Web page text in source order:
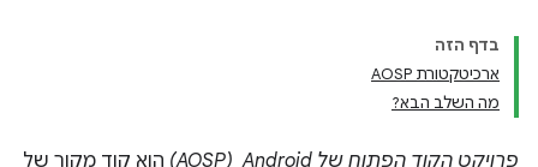
בדף הזה
ארכיטקטורת AOSP
מה השלב הבא?
פרויקט הקוד הפתוח של Android ‏ (AOSP)
הוא קוד מקור של